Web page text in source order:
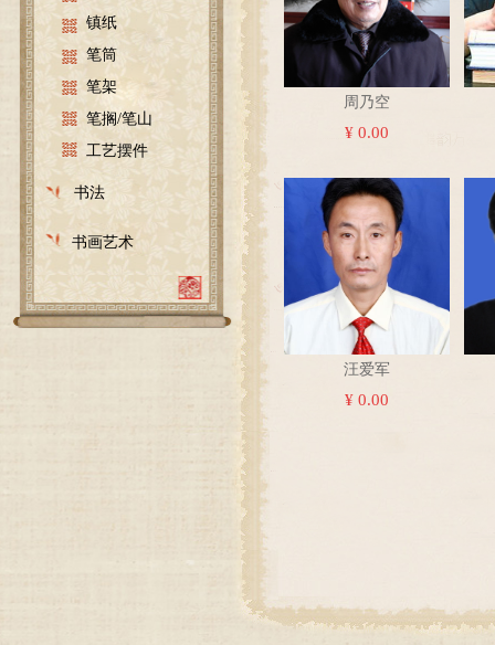
周乃空
¥ 0.00
汪爱军
¥ 0.00
书画艺术
书法
镇纸
笔筒
笔架
笔搁/笔山
工艺摆件